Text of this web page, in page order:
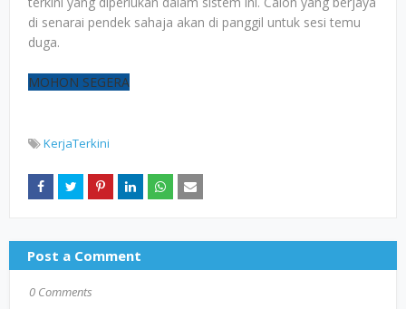
di senarai pendek sahaja akan di panggil untuk sesi temu
duga.
MOHON SEGERA
KerjaTerkini
Post a Comment
0 Comments